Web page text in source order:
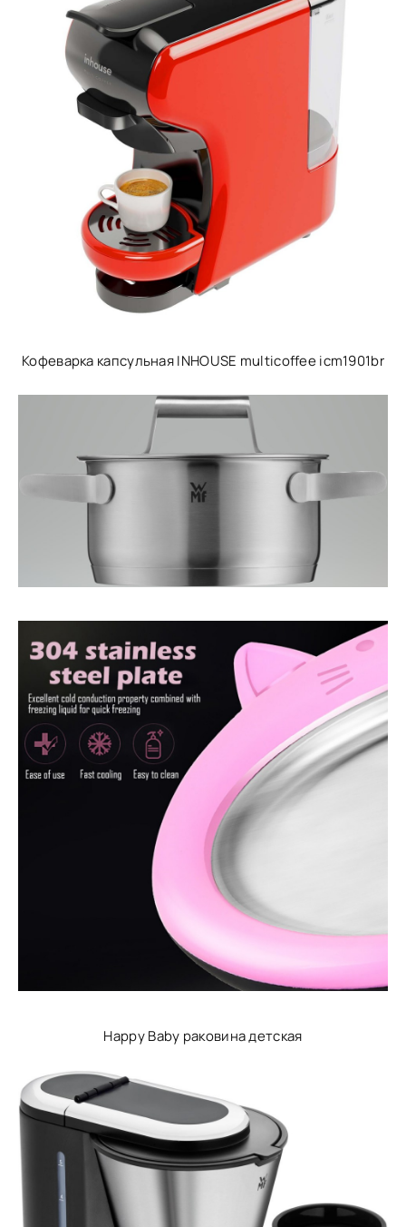
Кофеварка капсульная INHOUSE multicoffee icm1901br
Happy Baby раковина детская